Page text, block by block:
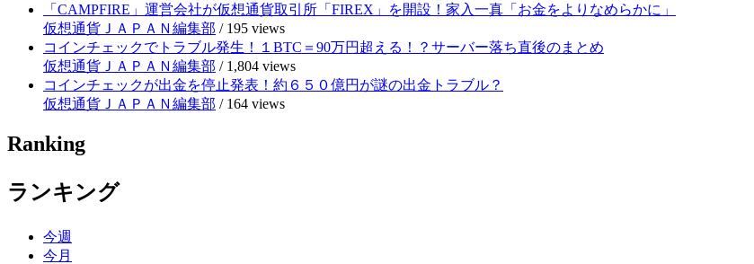
「CAMPFIRE」運営会社が仮想通貨取引所「FIREX」を開設！家入一真「お金をよりなめらかに」
仮想通貨ＪＡＰＡＮ編集部 / 195 views
コインチェックでトラブル発生！１BTC＝90万円超える！？サーバー落ち直後のまとめ
仮想通貨ＪＡＰＡＮ編集部 / 1,804 views
コインチェックが出金を停止発表！約６５０億円が謎の出金トラブル？
仮想通貨ＪＡＰＡＮ編集部 / 164 views
Ranking
ランキング
今週
今月